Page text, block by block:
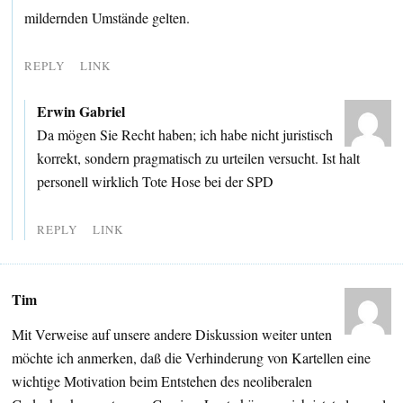
mildernden Umstände gelten.
REPLY LINK
Erwin Gabriel
Da mögen Sie Recht haben; ich habe nicht juristisch
korrekt, sondern pragmatisch zu urteilen versucht. Ist halt
personell wirklich Tote Hose bei der SPD
REPLY LINK
Tim
Mit Verweise auf unsere andere Diskussion weiter unten
möchte ich anmerken, daß die Verhinderung von Kartellen eine
wichtige Motivation beim Entstehen des neoliberalen